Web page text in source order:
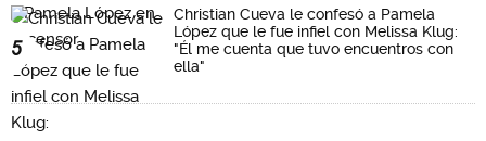
5
Christian Cueva le confesó a Pamela
López que le fue infiel con Melissa Klug:
"Él me cuenta que tuvo encuentros con
ella"